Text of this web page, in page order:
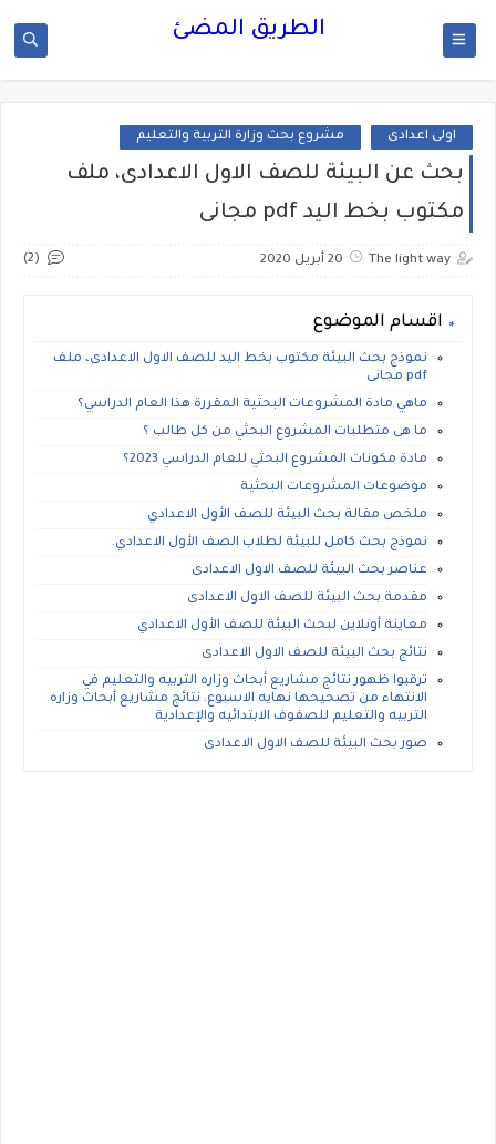
الطريق المضئ
اولى اعدادى مشروع بحث وزارة التربية والتعليم
بحث عن البيئة للصف الاول الاعدادى، ملف
مكتوب بخط اليد pdf مجانى
The light way 20 أبريل 2020 (2)
اقسام الموضوع
نموذج بحث البيئة مكتوب بخط اليد للصف الاول الاعدادى، ملف
pdf مجانى
ماهي مادة المشروعات البحثية المقررة هذا العام الدراسي؟
ما هى متطلبات المشروع البحثي من كل طالب ؟
مادة مكونات المشروع البحثي للعام الدراسي 2023؟
موضوعات المشروعات البحثية
ملخص مقالة بحث البيئة للصف الأول الاعدادي
نموذج بحث كامل للبيئة لطلاب الصف الأول الاعدادي.
عناصر بحث البيئة للصف الاول الاعدادى
مقدمة بحث البيئة للصف الاول الاعدادى
معاينة أونلاين لبحث البيئة للصف الأول الاعدادي
نتائج بحث البيئة للصف الاول الاعدادى
ترقبوا ظهور نتائج مشاريع أبحاث وزاره التربيه والتعليم في
الانتهاء من تصحيحها نهايه الاسبوع. نتائج مشاريع أبحاث وزاره
التربيه والتعليم للصفوف الابتدائيه والإعدادية
صور بحث البيئة للصف الاول الاعدادى